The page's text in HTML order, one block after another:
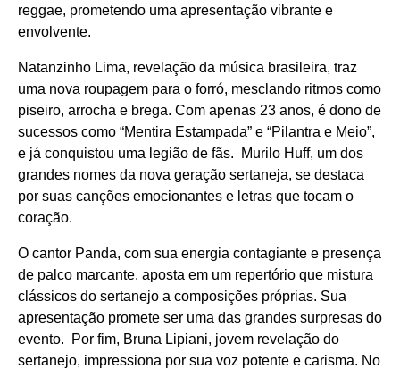
reggae, prometendo uma apresentação vibrante e
envolvente.
Natanzinho Lima, revelação da música brasileira, traz
uma nova roupagem para o forró, mesclando ritmos como
piseiro, arrocha e brega. Com apenas 23 anos, é dono de
sucessos como “Mentira Estampada” e “Pilantra e Meio”,
e já conquistou uma legião de fãs. Murilo Huff, um dos
grandes nomes da nova geração sertaneja, se destaca
por suas canções emocionantes e letras que tocam o
coração.
O cantor Panda, com sua energia contagiante e presença
de palco marcante, aposta em um repertório que mistura
clássicos do sertanejo a composições próprias. Sua
apresentação promete ser uma das grandes surpresas do
evento. Por fim, Bruna Lipiani, jovem revelação do
sertanejo, impressiona por sua voz potente e carisma. No